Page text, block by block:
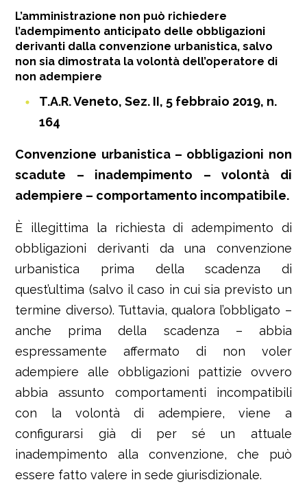
L’amministrazione non può richiedere
l’adempimento anticipato delle obbligazioni
derivanti dalla convenzione urbanistica, salvo
non sia dimostrata la volontà dell’operatore di
non adempiere
T.A.R. Veneto, Sez. II, 5 febbraio 2019, n.
164
Convenzione urbanistica – obbligazioni non
scadute – inadempimento – volontà di
adempiere – comportamento incompatibile.
È illegittima la richiesta di adempimento di
obbligazioni derivanti da una convenzione
urbanistica prima della scadenza di
quest’ultima (salvo il caso in cui sia previsto un
termine diverso). Tuttavia, qualora l’obbligato –
anche prima della scadenza – abbia
espressamente affermato di non voler
adempiere alle obbligazioni pattizie ovvero
abbia assunto comportamenti incompatibili
con la volontà di adempiere, viene a
configurarsi già di per sé un attuale
inadempimento alla convenzione, che può
essere fatto valere in sede giurisdizionale.